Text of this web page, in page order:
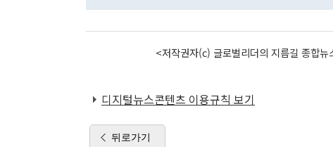
<저작권자(c) 글로벌리더의 지름길 종합
디지털뉴스콘텐츠 이용규칙 보기
뒤로가기